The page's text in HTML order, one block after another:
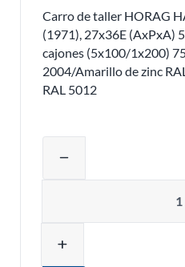
Carro de taller HORAG
(1971), 27x36E (AxPxA)
cajones (5x100/1x200)
2004/Amarillo de zinc
RAL 5012
remove
add